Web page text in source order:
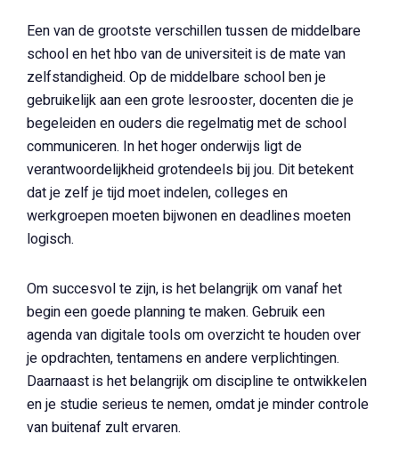
Een van de grootste verschillen tussen de middelbare
school en het hbo van de universiteit is de mate van
zelfstandigheid. Op de middelbare school ben je
gebruikelijk aan een grote lesrooster, docenten die je
begeleiden en ouders die regelmatig met de school
communiceren. In het hoger onderwijs ligt de
verantwoordelijkheid grotendeels bij jou. Dit betekent
dat je zelf je tijd moet indelen, colleges en
werkgroepen moeten bijwonen en deadlines moeten
logisch.
Om succesvol te zijn, is het belangrijk om vanaf het
begin een goede planning te maken. Gebruik een
agenda van digitale tools om overzicht te houden over
je opdrachten, tentamens en andere verplichtingen.
Daarnaast is het belangrijk om discipline te ontwikkelen
en je studie serieus te nemen, omdat je minder controle
van buitenaf zult ervaren.